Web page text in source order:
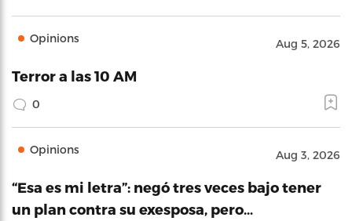
Opinions Aug 5, 2026
Terror a las 10 AM
0
Opinions Aug 3, 2026
“Esa es mi letra”: negó tres veces bajo tener
un plan contra su exesposa, pero…